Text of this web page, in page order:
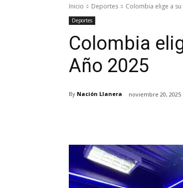
Inicio Deportes Colombia elige a
Deportes
Colombia
Año 2025
By Nación Llanera noviembre 20, 2025